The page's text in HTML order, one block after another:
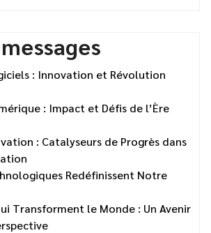
: Innovation et Révolution
: Impact et Défis de l’Ère
: Catalyseurs de Progrès dans
Redéfinissent Notre
Transforment le Monde : Un Avenir